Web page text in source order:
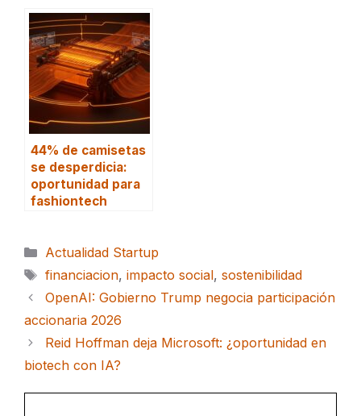
44% de camisetas
se desperdicia:
oportunidad para
fashiontech
Categorías
Actualidad Startup
Etiquetas
financiacion, impacto social, sostenibilidad
OpenAI: Gobierno Trump negocia participación
accionaria 2026
Reid Hoffman deja Microsoft: ¿oportunidad en
biotech con IA?